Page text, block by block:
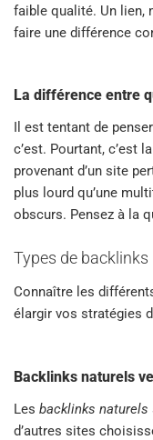
faible qualité. Un lien,
faire une différence
La différence entre
Il est tentant de
c’est. Pourtant, c’est la
provenant d’un site
plus lourd qu’une
obscurs. Pensez à la
Types de backlinks
Connaître les
élargir vos stratégies
Backlinks naturels
Les backlinks naturels
d’autres sites